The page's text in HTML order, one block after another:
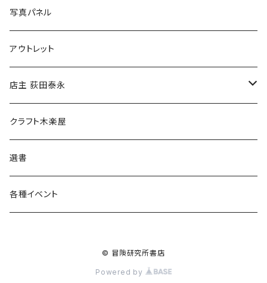
ブックカバー
マグカップ
傘
食料品
その他
冒険クロストーク
写真パネル
アウトレット
店主 荻田泰永
書籍
ウェア
クラフト木楽屋
選書
各種イベント
© 冒険研究所書店
Powered by